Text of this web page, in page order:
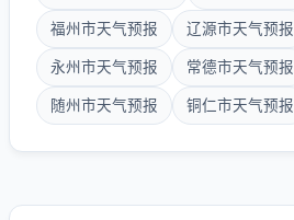
福州市天气预报 辽源市天气预报
永州市天气预报 常德市天气预报
随州市天气预报 铜仁市天气预报